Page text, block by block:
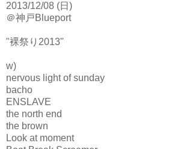
2013/12/08 (日)
＠神戸Blueport
"裸祭り2013"
w)
nervous light of sunday
bacho
ENSLAVE
the north end
the brown
Look at moment